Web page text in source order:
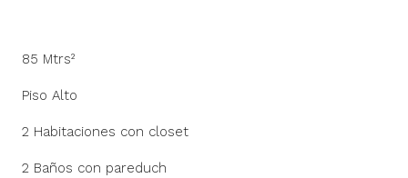
85 Mtrs²
Piso Alto
2 Habitaciones con closet
2 Baños con pareduch